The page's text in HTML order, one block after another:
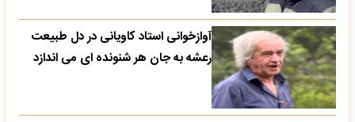
آوازخوانی استاد کاویانی در دل طبیعت
رعشه به جان هر شنونده ای می اندازد